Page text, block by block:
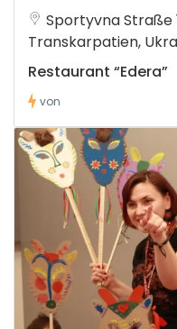
Sportyvna Straße
Transkarpatien,
Restaurant “Edera”
von